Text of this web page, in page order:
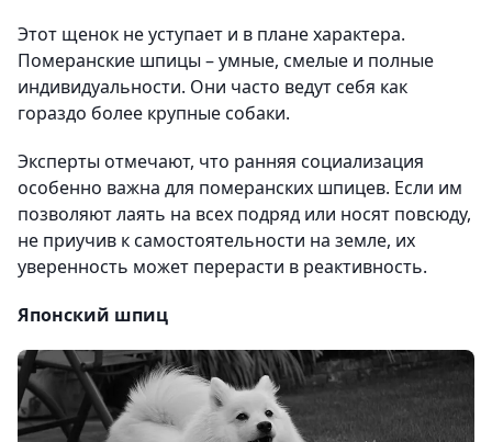
Этот щенок не уступает и в плане характера.
Померанские шпицы – умные, смелые и полные
индивидуальности. Они часто ведут себя как
гораздо более крупные собаки.
Эксперты отмечают, что ранняя социализация
особенно важна для померанских шпицев. Если им
позволяют лаять на всех подряд или носят повсюду,
не приучив к самостоятельности на земле, их
уверенность может перерасти в реактивность.
Японский шпиц